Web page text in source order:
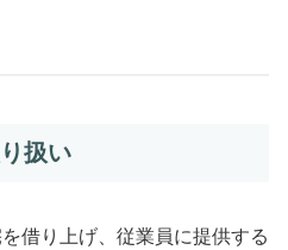
扱い
借り上げ、従業員に提供する